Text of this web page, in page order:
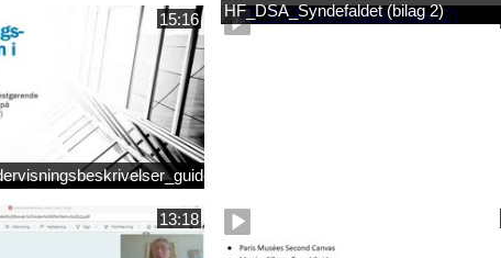
15:16 HF_DSA_Syndefaldet (bilag 2)
13:18